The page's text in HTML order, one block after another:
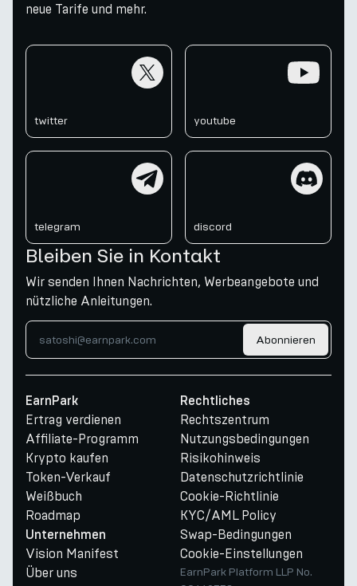
neue Tarife und mehr.
twitter youtube
telegram discord
Bleiben Sie in Kontakt
Wir senden Ihnen Nachrichten, Werbeangebote und
nützliche Anleitungen.
Abonnieren
EarnPark
Ertrag verdienen
Affiliate-Programm
Krypto kaufen
Token-Verkauf
Weißbuch
Roadmap
Unternehmen
Vision Manifest
Über uns
Rechtliches
Rechtszentrum
Nutzungsbedingungen
Risikohinweis
Datenschutzrichtlinie
Cookie-Richtlinie
KYC/AML Policy
Swap-Bedingungen
Cookie-Einstellungen
EarnPark Platform LLP No.